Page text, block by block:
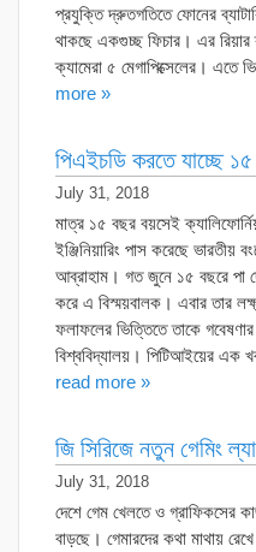
প্রযুক্তি দ্রুতগতিতে ফোনের
থাকছে একগুচ্ছ ফিচার। এর রিয়ার
ক্যামেরা ৫ মেগাপিক্সেলের। এতে
more »
পিএইচডি করতে যাচ্ছে ১৫
July 31, 2018
মাত্র ১৫ বছর বয়সেই
ইঞ্জিনিয়ারিং পাস করেছে ভারতীয়
আব্রাহাম। গত জুনে ১৫ বছরে পা
করে এ বিস্ময়বালক। এবার তার
ফলাফলের ভিত্তিতে তাকে গবেষণার
বিশ্ববিদ্যালয়। পিটিআইয়ের
read more »
জি সিরিজে নতুন গেমিং
July 31, 2018
দেশে গেম খেলতে ও গ্রাফিকসের
বাড়ছে। গেমারদের কথা মাথায়